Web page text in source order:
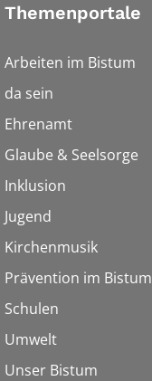
Themenportale
Arbeiten im Bistum
da sein
Ehrenamt
Glaube & Seelsorge
Inklusion
Jugend
Kirchenmusik
Prävention im Bistum
Schulen
Umwelt
Unser Bistum